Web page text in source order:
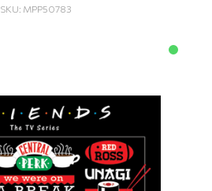
SKU: MPP50783